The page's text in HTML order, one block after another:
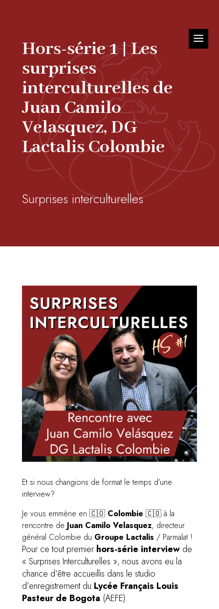
Hors-série 1 | Les
surprises
interculturelles de
Juan Camilo
Velasquez, DG
Lactalis Colombie
Surprises interculturelles
Et si nous changions de format le temps d’une
interview?
Je vous emmène en 🇨🇴 Colombie 🇨🇴 à la
rencontre de Juan Camilo Velasquez, directeur
général Colombie du Groupe Lactalis / Parmalat !
Pour ce tout premier hors-série interviewde
« Surprises Interculturelles », nous avons eu la
chance d’être accueillis dans le studio
d’enregistrement du Lycée Français Louis
Pasteur de Bogota (AEFE).